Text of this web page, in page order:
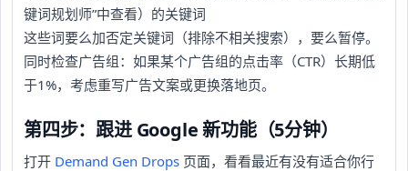
键词规划师”中查看）的关键词
这些词要么加否定关键词（排除不相关搜索），要么暂停。
同时检查广告组：如果某个广告组的点击率（CTR）长期低
于1%，考虑重写广告文案或更换落地页。
第四步：跟进 Google 新功能（5分钟）
打开 Demand Gen Drops 页面，看看最近有没有适合你行